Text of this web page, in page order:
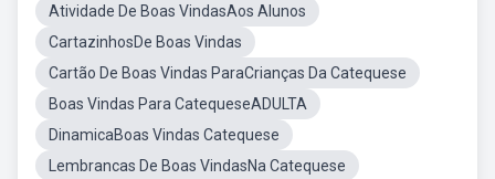
Atividade De Boas VindasAos Alunos
CartazinhosDe Boas Vindas
Cartão De Boas Vindas ParaCrianças Da Catequese
Boas Vindas Para CatequeseADULTA
DinamicaBoas Vindas Catequese
Lembrancas De Boas VindasNa Catequese